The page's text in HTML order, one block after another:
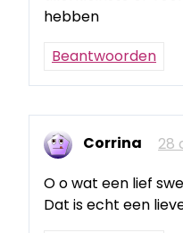
hebben
Beantwoorden
Corrina
28
O o wat een lief
Dat is echt een